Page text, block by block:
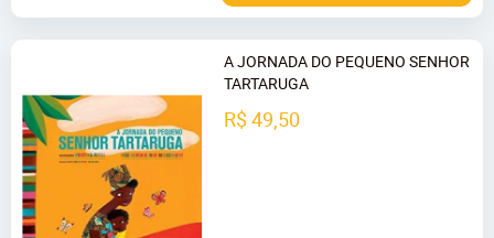
A JORNADA DO PEQUENO SENHOR
TARTARUGA
R$ 49,50